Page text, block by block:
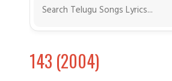
143 (2004)